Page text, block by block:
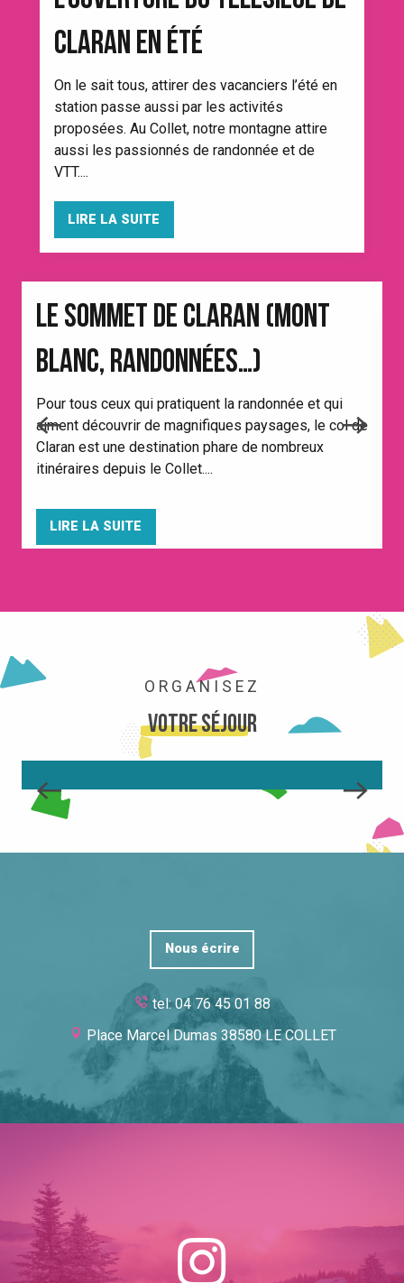
CLARAN EN ÉTÉ
On le sait tous, attirer des vacanciers l’été en
station passe aussi par les activités
proposées. Au Collet, notre montagne attire
aussi les passionnés de randonnée et de
VTT....
LIRE LA SUITE
LE SOMMET DE CLARAN (MONT
BLANC, RANDONNÉES…)
Pour tous ceux qui pratiquent la randonnée et qui
aiment découvrir de magnifiques paysages, le col de
Claran est une destination phare de nombreux
itinéraires depuis le Collet....
LIRE LA SUITE
ORGANISEZ
Votre séjour
Nous écrire
tel: 04 76 45 01 88
Place Marcel Dumas 38580 LE COLLET